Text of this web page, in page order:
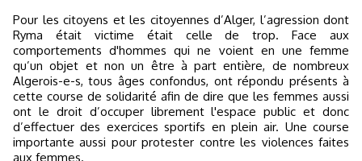
Pour les citoyens et les citoyennes d’Alger, l’agression dont
Ryma était victime était celle de trop. Face aux
comportements d'hommes qui ne voient en une femme
qu’un objet et non un être à part entière, de nombreux
Algerois-e-s, tous âges confondus, ont répondu présents à
cette course de solidarité afin de dire que les femmes aussi
ont le droit d’occuper librement l'espace public et donc
d’effectuer des exercices sportifs en plein air. Une course
importante aussi pour protester contre les violences faites
aux femmes.